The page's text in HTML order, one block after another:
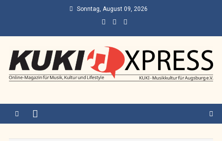
Sonntag, August 09, 2026